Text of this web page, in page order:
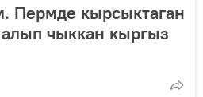
Пермде кырсыктаган
чыккан кыргыз